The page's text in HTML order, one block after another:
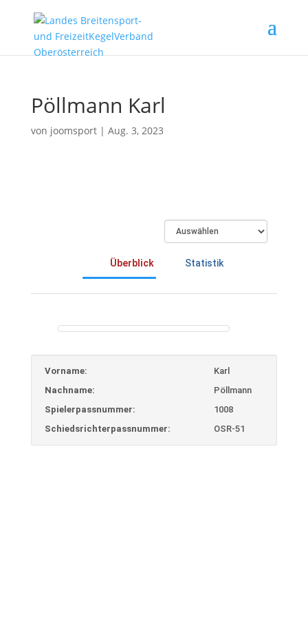
Pöllmann Karl
von joomsport| Aug. 3, 2023
Überblick Statistik
Vorname:
Karl
Nachname:
Pöllmann
Spielerpassnummer:
1008
Schiedsrichterpassnummer:
OSR-51